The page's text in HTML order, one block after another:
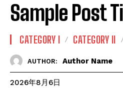
Sample Post
CATEGORY I CATEGORY II
AUTHOR: Author Name
2026年8月6日